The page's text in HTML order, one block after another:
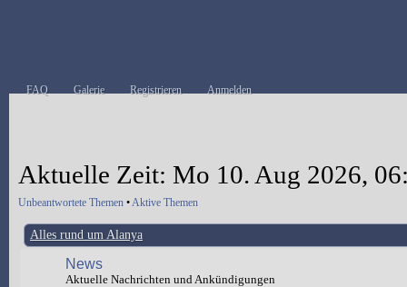
FAQ Galerie Registrieren Anmelden
Aktuelle Zeit: Mo 10. Aug 2026,
Unbeantwortete Themen •Aktive Themen
Alles rund um Alanya
News
Aktuelle Nachrichten und Ankündigungen